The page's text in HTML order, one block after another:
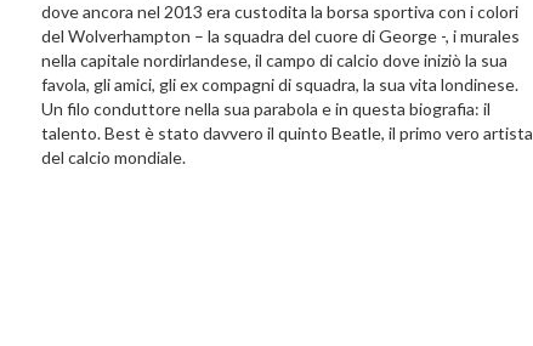
dove ancora nel 2013 era custodita la borsa sportiva con i colori
del Wolverhampton – la squadra del cuore di George -, i murales
nella capitale nordirlandese, il campo di calcio dove iniziò la sua
favola, gli amici, gli ex compagni di squadra, la sua vita londinese.
Un filo conduttore nella sua parabola e in questa biografia: il
talento. Best è stato davvero il quinto Beatle, il primo vero artista
del calcio mondiale.